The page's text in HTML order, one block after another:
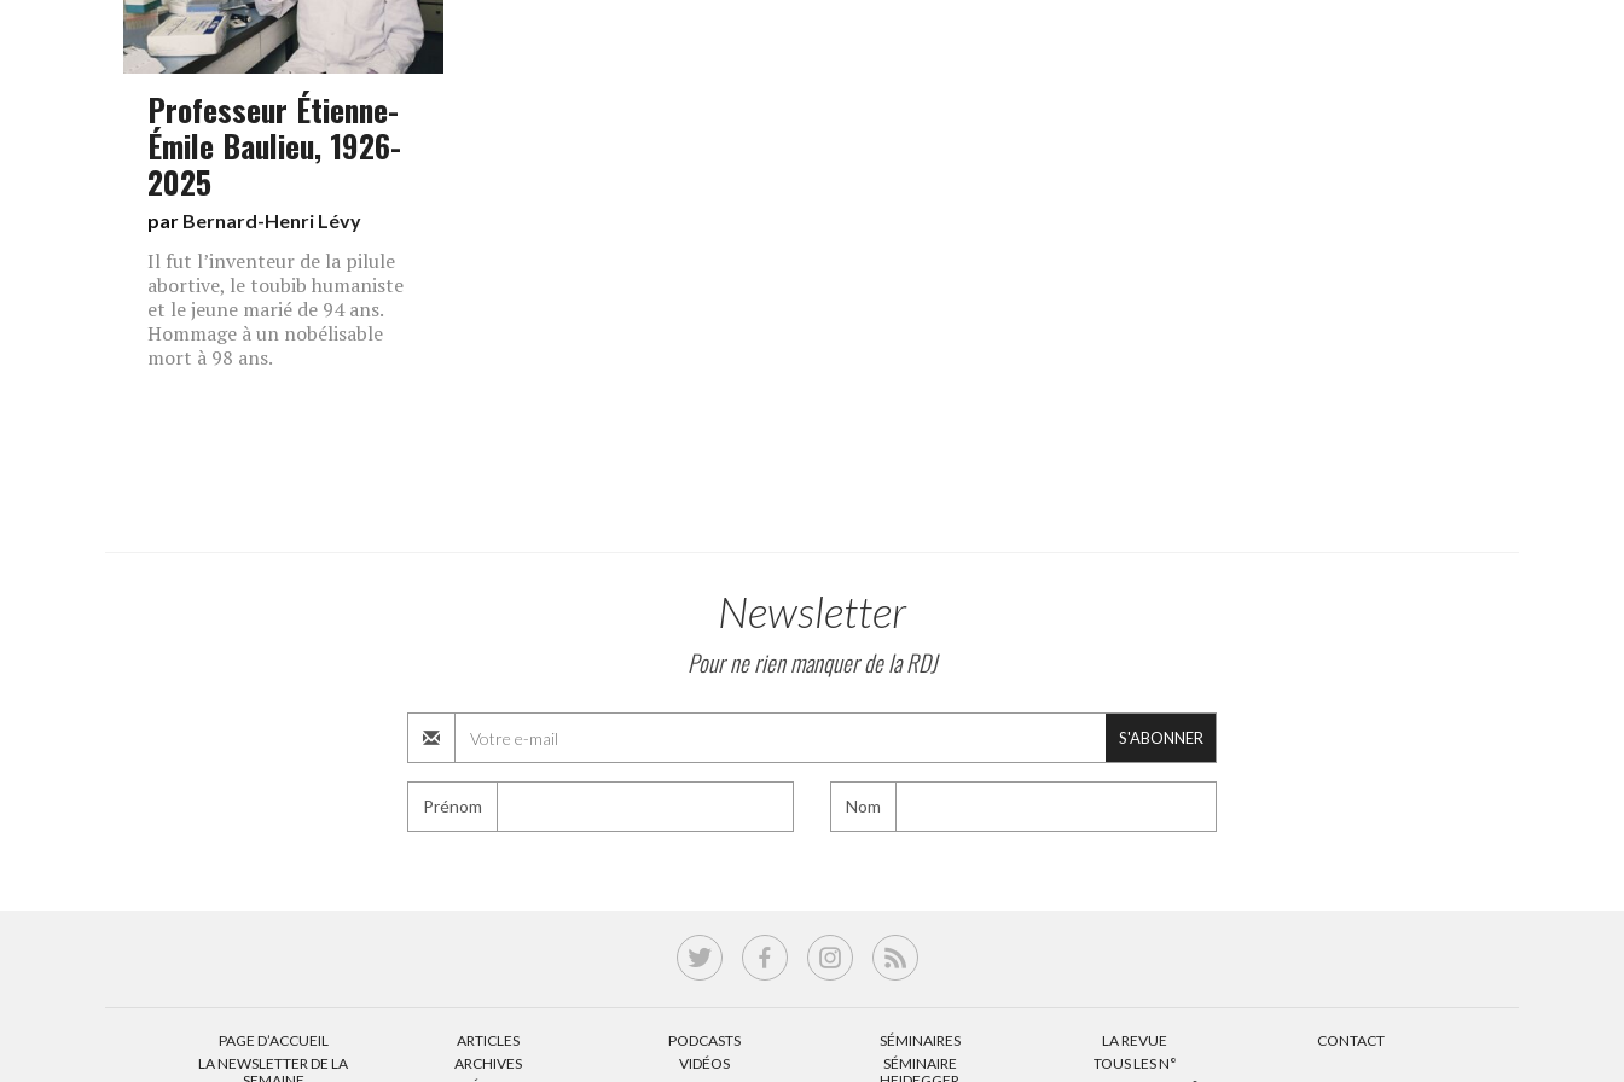
Professeur Étienne-
Émile Baulieu, 1926-
2025
par Bernard-Henri Lévy
Il fut l’inventeur de la pilule
abortive, le toubib humaniste
et le jeune marié de 94 ans.
Hommage à un nobélisable
mort à 98 ans.
Newsletter
Pour ne rien manquer de la RDJ
S'ABONNER
Prénom Nom
PAGE D’ACCUEIL
LA NEWSLETTER DE LA
ARTICLES
ARCHIVES
PODCASTS
VIDÉOS
SÉMINAIRES
SÉMINAIRE
LA REVUE
TOUS LES N°
CONTACT